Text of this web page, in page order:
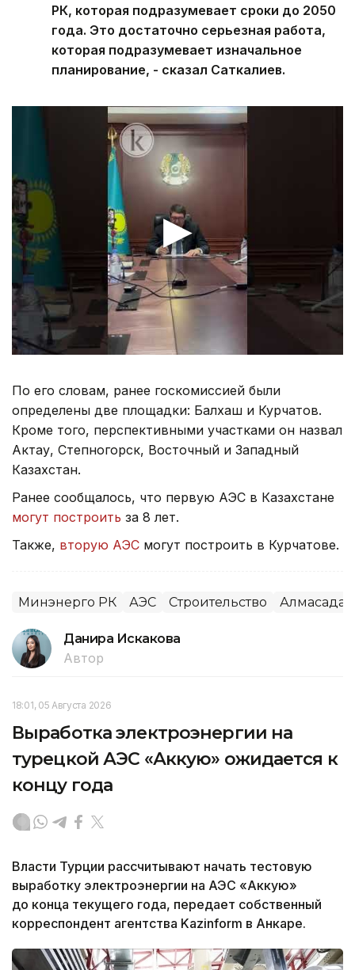
РК, которая подразумевает сроки до 2050
года. Это достаточно серьезная работа,
которая подразумевает изначальное
планирование, - сказал Саткалиев.
По его словам, ранее госкомиссией были
определены две площадки: Балхаш и Курчатов.
Кроме того, перспективными участками он назвал
Актау, Степногорск, Восточный и Западный
Казахстан.
Ранее сообщалось, что первую АЭС в Казахстане
могут построить за 8 лет.
Также, вторую АЭС могут построить в Курчатове.
Минэнерго РК АЭС Строительство
Данира Искакова
Автор
18:01, 05 Августа 2026
Выработка электроэнергии на
турецкой АЭС «Аккую» ожидается к
концу года
Власти Турции рассчитывают начать тестовую
выработку электроэнергии на АЭС «Аккую»
до конца текущего года, передает собственный
корреспондент агентства Kazinform в Анкаре.